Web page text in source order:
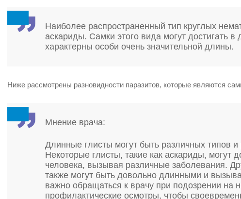
Наиболее распространенный тип круглых
аскариды. Самки этого вида могут достигать
характерны особи очень значительной длины.
Ниже рассмотрены разновидности паразитов, которые являются
Мнение врача:
Длинные глисты могут быть различных типов
Некоторые глисты, такие как аскариды, могут
человека, вызывая различные заболевания.
также могут быть довольно длинными и
важно обращаться к врачу при подозрении на
профилактические осмотры, чтобы